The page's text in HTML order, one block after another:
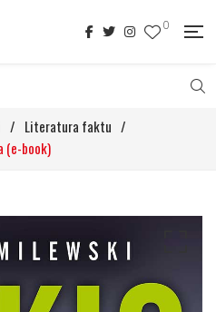
0
/ Literatura faktu /
(e-book)